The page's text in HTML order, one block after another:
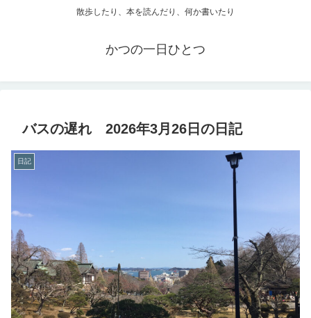
散歩したり、本を読んだり、何か書いたり
かつの一日ひとつ
バスの遅れ 2026年3月26日の日記
日記